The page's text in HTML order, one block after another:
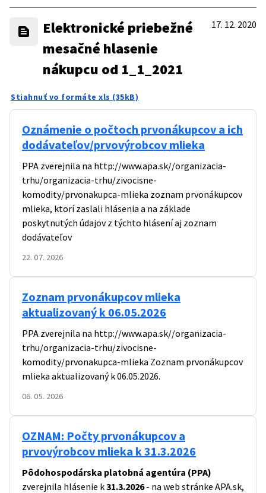
Elektronické priebežné
mesačné hlasenie
nákupcu od 1_1_2021
17. 12. 2020
Stiahnuť vo formáte xls (35kB)
Oznámenie o počtoch prvonákupcov a ich
dodávateľov/prvovýrobcov mlieka
PPA zverejnila na http://www.apa.sk//organizacia-
trhu/organizacia-trhu/zivocisne-
komodity/prvonakupca-mlieka zoznam prvonákupcov
mlieka, ktorí zaslali hlásenia a na základe
poskytnutých údajov z týchto hlásení aj zoznam
dodávateľov
22. 07. 2026
Zoznam prvonákupcov mlieka
aktualizovaný k 06.05.2026
PPA zverejnila na http://www.apa.sk//organizacia-
trhu/organizacia-trhu/zivocisne-
komodity/prvonakupca-mlieka Zoznam prvonákupcov
mlieka aktualizovaný k 06.05.2026.
06. 05. 2026
OZNAM: Počty prvonákupcov a
prvovýrobcov mlieka k 31.3.2026
Pôdohospodárska platobná agentúra (PPA)
zverejnila hlásenie k31.3.2026- na web stránke APA.sk,